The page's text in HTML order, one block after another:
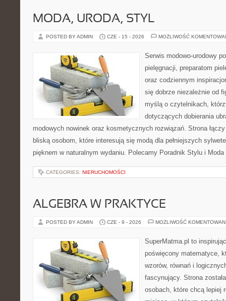
MODA, URODA, STYL
POSTED BY ADMIN CZE - 15 - 2026 MOŻLIWOŚĆ
Serwis modowo-urodowy
pielęgnacji, preparatom
oraz codziennym
się dobrze niezależnie od
myślą o czytelnikach,
dotyczących dobierania
modowych nowinek oraz kosmetycznych rozwiązań. Strona
bliską osobom, które interesują się modą dla pełniejszych
pięknem w naturalnym wydaniu. Polecamy Poradnik Stylu i
CATEGORIES: NIERUCHOMOŚCI
ALGEBRA W PRAKTYCE
POSTED BY ADMIN CZE - 9 - 2026 MOŻLIWOŚĆ
SuperMatma.pl to
poświęcony matematyce,
wzorów, równań i
fascynujący. Strona
osobach, które chcą lepiej